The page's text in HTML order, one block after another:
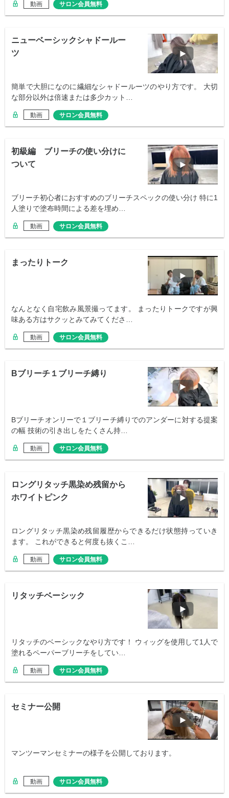
動画 サロン会員無料
ニューベーシックシャドールー
ツ
簡単で大胆になのに繊細なシャドールーツのやり方です。 大切
な部分以外は倍速または多少カット…
動画 サロン会員無料
初級編 ブリーチの使い分けに
ついて
ブリーチ初心者におすすめのブリーチスペックの使い分け 特に1
人塗りで塗布時間による差を埋め…
動画 サロン会員無料
まったりトーク
なんとなく自宅飲み風景撮ってます。 まったりトークですが興
味ある方はサクッとみてみてくださ…
動画 サロン会員無料
Bブリーチ１ブリーチ縛り
Bブリーチオンリーで１ブリーチ縛りでのアンダーに対する提案
の幅 技術の引き出しをたくさん持…
動画 サロン会員無料
ロングリタッチ黒染め残留から
ホワイトピンク
ロングリタッチ黒染め残留履歴からできるだけ状態持っていき
ます。 これができると何度も抜くこ…
動画 サロン会員無料
リタッチベーシック
リタッチのベーシックなやり方です！ ウィッグを使用して1人で
塗れるペーパーブリーチをしてい…
動画 サロン会員無料
セミナー公開
マンツーマンセミナーの様子を公開しております。
動画 サロン会員無料